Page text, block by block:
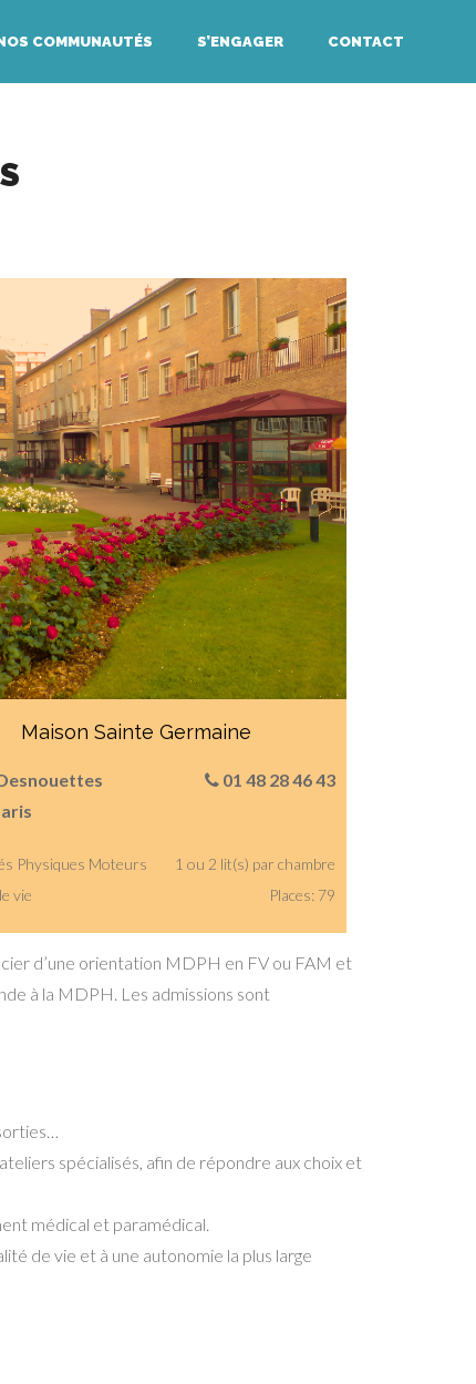
COMMUNAUTÉS S’ENGAGER CONTACT
Maison Sainte Germaine
01 48 28 46 43
1 ou 2 lit(s) par chambre
Places: 79
Physiques Moteurs
vie
d’une orientation MDPH en FV ou FAM et
à la MDPH. Les admissions sont
spécialisés, afin de répondre aux choix et
médical et paramédical.
de vie et à une autonomie la plus large